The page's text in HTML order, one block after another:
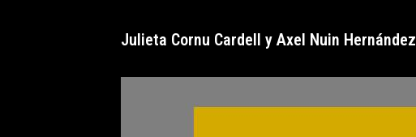
Julieta Cornu Cardell y Axel Nuin Hernández